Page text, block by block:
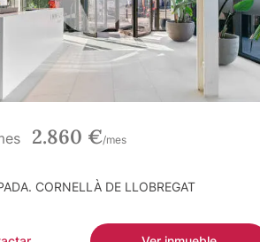
2.860 €/mes
CORNELLÀ DE LLOBREGAT